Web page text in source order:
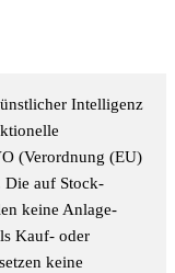
Intelligenz
(Verordnung (EU)
Die auf Stock-
keine Anlage-
Kauf- oder
keine